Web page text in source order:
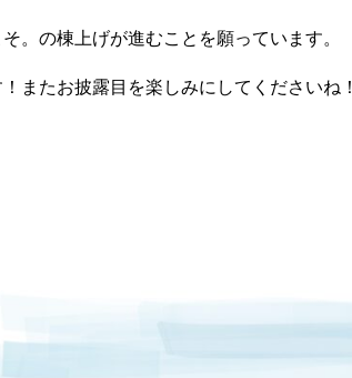
。の棟上げが進むことを願っています。
またお披露目を楽しみにしてくださいね！